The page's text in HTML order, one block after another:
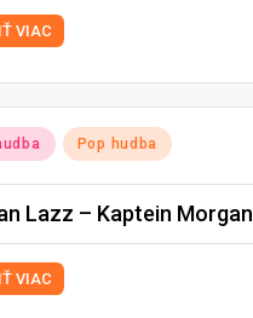
VIAC
Pop hudba
Lazz – Kaptein Morgan
VIAC